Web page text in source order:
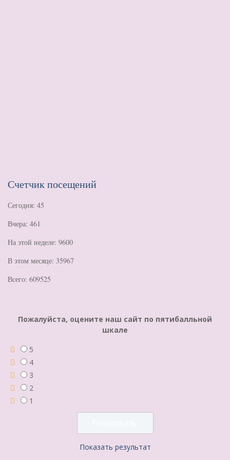
Счетчик посещений
Сегодня: 45
Вчера: 461
На этой неделе: 9600
В этом месяце: 35967
Всего: 609525
Пожалуйста, оцените наш сайт по пятибалльной
шкале
5
4
3
2
1
Показать результат